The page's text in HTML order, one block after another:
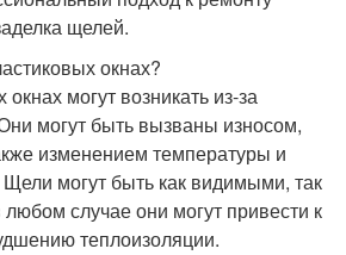
щелей.
окнах?
могут возникать из-за
могут быть вызваны износом,
изменением температуры и
могут быть как видимыми, так
случае они могут привести к
теплоизоляции.